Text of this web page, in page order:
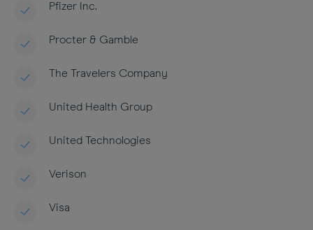
Pfizer Inc.
Procter & Gamble
The Travelers Company
United Health Group
United Technologies
Verison
Visa